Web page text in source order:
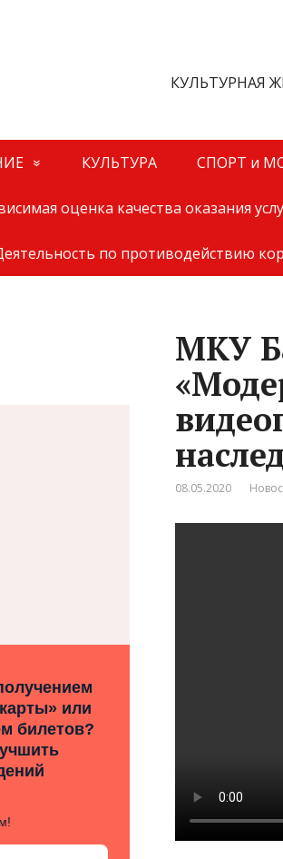
КУЛЬТУРНАЯ
КУЛЬТУРА СПОРТ и
оценка качества оказания
по противодействию
МКУ
08.05.2020
или
билетов?